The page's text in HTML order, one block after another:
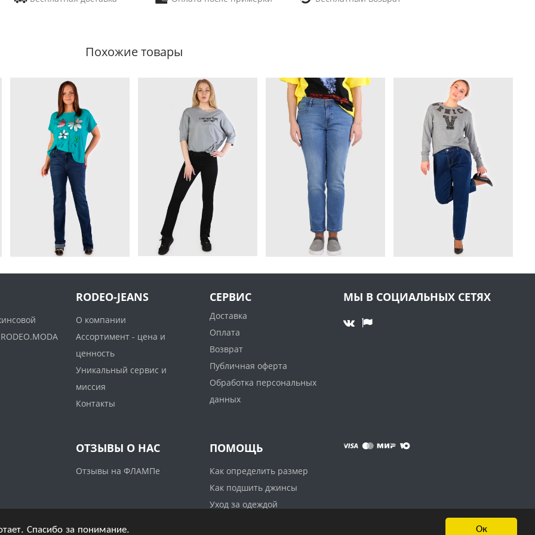
Ок
Спасибо за понимание.
Похожие товары
RODEO-JEANS
О компании
Ассортимент - цена и
ценность
Уникальный сервис и
миссия
Контакты
СЕРВИС
Доставка
Оплата
Возврат
Публичная оферта
Обработка персональных
данных
МЫ В СОЦИАЛЬНЫХ СЕТЯХ
ОТЗЫВЫ О НАС
Отзывы на ФЛАМПе
ПОМОЩЬ
Как определить размер
Как подшить джинсы
Уход за одеждой